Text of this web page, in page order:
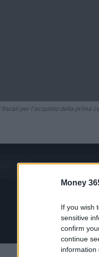
Money
If you wish
sensitive
confirm
continue
information
per l'acquisto della prima
0:05 / 1:21 1/4